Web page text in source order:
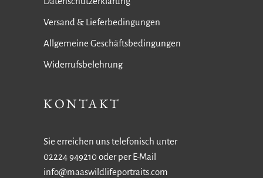
Versand & Lieferbedingungen
Allgemeine Geschäftsbedingungen
Widerrufsbelehrung
KONTAKT
Sie erreichen uns telefonisch unter
02224 949210 oder per E-Mail
info@maaswildlifeportraits.com